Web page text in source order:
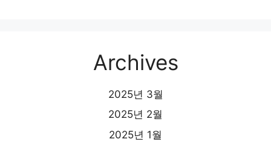
Archives
2025년 3월
2025년 2월
2025년 1월